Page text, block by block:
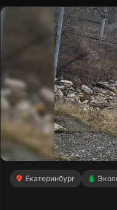
Екатеринбург